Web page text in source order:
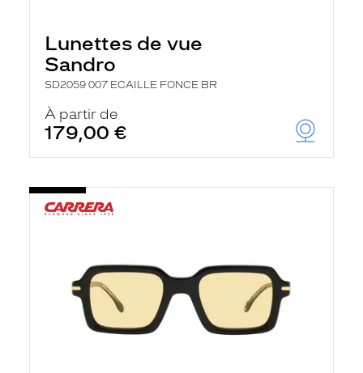
Lunettes de vue
Sandro
SD2059 007 ECAILLE FONCE BR
À partir de
179,00 €